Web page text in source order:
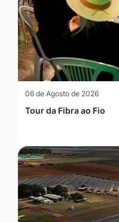
06 de Agosto de 2026
Tour da Fibra ao Fio